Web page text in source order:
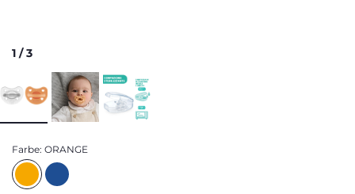
1 /3
Farbe: ORANGE